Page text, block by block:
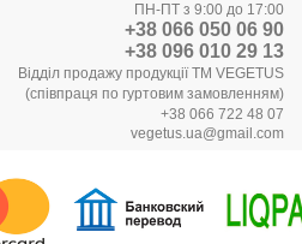
ПН-ПТ з 9:00 до 17:00
+38 066 050 06 90
+38 096 010 29 13
Відділ продажу продукції ТМ VEGETUS
(співпраця по гуртовим замовленням)
+38 066 722 48 07
vegetus.ua@gmail.com